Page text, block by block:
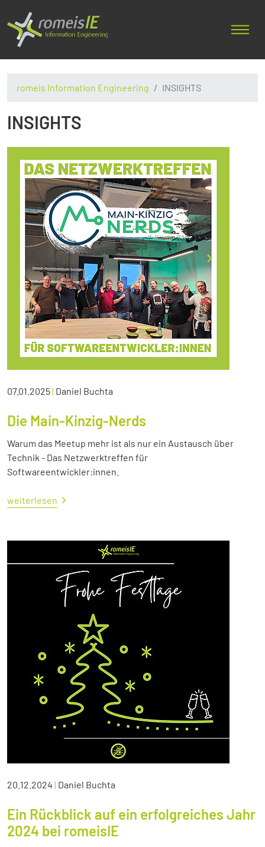
romeis Information Engineering INSIGHTS
INSIGHTS
07.01.2025| Daniel Buchta
Die Main-Kinzig-Nerds
Warum das Meetup mehr ist als nur ein Austausch über
Technik - Das Netzwerktreffen für
Softwareentwickler:innen.
weiterlesen
20.12.2024 | Daniel Buchta
Ein Rückblick auf ein erfolgreiches Jahr
2024 bei romeisIE